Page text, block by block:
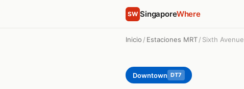
SW SingaporeWhere
Inicio / Estaciones MRT/ Sixth Avenue
Downtown DT7